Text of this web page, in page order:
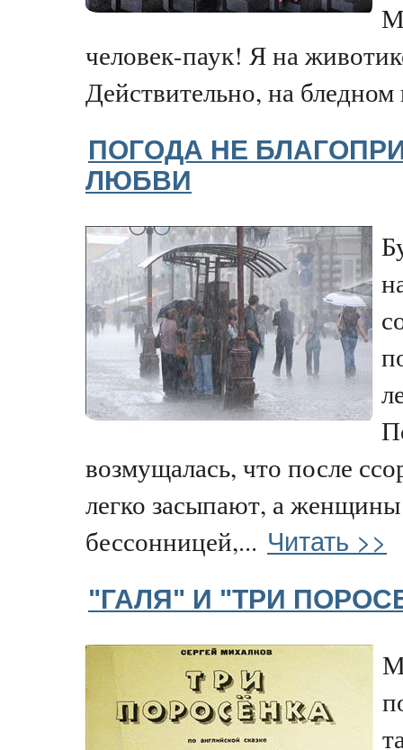
человек-паук! Я на
Действительно, на бледном
ПОГОДА НЕ
ЛЮБВИ
возмущалась, что после
легко засыпают, а
бессонницей,... Читать >>
"ГАЛЯ" И "ТРИ